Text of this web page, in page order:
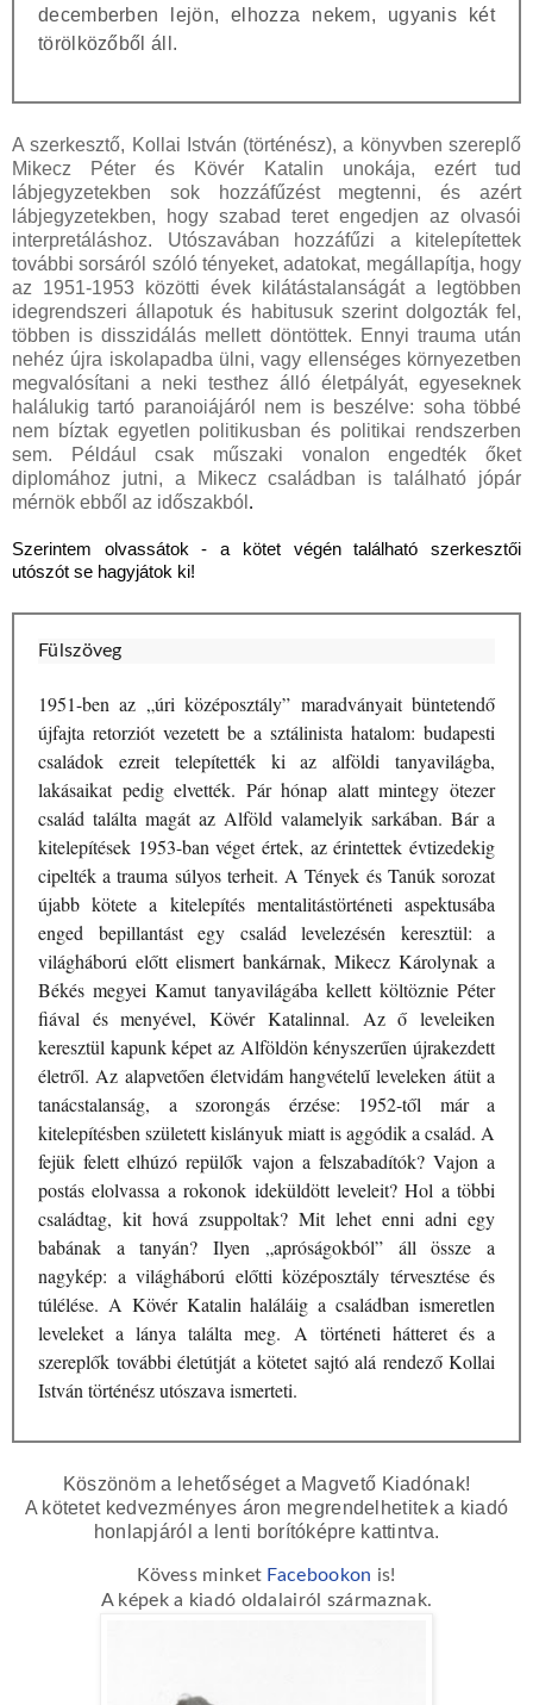
decemberben lejön, elhozza nekem, ugyanis két
törölközőből áll.
A szerkesztő, Kollai István (történész), a könyvben szereplő
Mikecz Péter és Kövér Katalin unokája, ezért tud
lábjegyzetekben sok hozzáfűzést megtenni, és azért
lábjegyzetekben, hogy szabad teret engedjen az olvasói
interpretáláshoz. Utószavában hozzáfűzi a kitelepítettek
további sorsáról szóló tényeket, adatokat, megállapítja, hogy
az 1951-1953 közötti évek kilátástalanságát a legtöbben
idegrendszeri állapotuk és habitusuk szerint dolgozták fel,
többen is disszidálás mellett döntöttek. Ennyi trauma után
nehéz újra iskolapadba ülni, vagy ellenséges környezetben
megvalósítani a neki testhez álló életpályát, egyeseknek
halálukig tartó paranoiájáról nem is beszélve: soha többé
nem bíztak egyetlen politikusban és politikai rendszerben
sem. Például csak műszaki vonalon engedték őket
diplomához jutni, a Mikecz családban is található jópár
mérnök ebből az időszakból .
Szerintem olvassátok - a kötet végén található szerkesztői
utószót se hagyjátok ki!
Fülszöveg
1951-ben ​az „úri középosztály” maradványait büntetendő
újfajta retorziót vezetett be a sztálinista hatalom: budapesti
családok ezreit telepítették ki az alföldi tanyavilágba,
lakásaikat pedig elvették. Pár hónap alatt mintegy ötezer
család találta magát az Alföld valamelyik sarkában. Bár a
kitelepítések 1953-ban véget értek, az érintettek évtizedekig
cipelték a trauma súlyos terheit. A Tények és Tanúk sorozat
újabb kötete a kitelepítés mentalitástörténeti aspektusába
enged bepillantást egy család levelezésén keresztül: a
világháború előtt elismert bankárnak, Mikecz Károlynak a
Békés megyei Kamut tanyavilágába kellett költöznie Péter
fiával és menyével, Kövér Katalinnal. Az ő leveleiken
keresztül kapunk képet az Alföldön kényszerűen újrakezdett
életről. Az alapvetően életvidám hangvételű leveleken átüt a
tanácstalanság, a szorongás érzése: 1952-től már a
kitelepítésben született kislányuk miatt is aggódik a család. A
fejük felett elhúzó repülők vajon a felszabadítók? Vajon a
postás elolvassa a rokonok ideküldött leveleit? Hol a többi
családtag, kit hová zsuppoltak? Mit lehet enni adni egy
babának a tanyán? Ilyen „apróságokból” áll össze a
nagykép: a világháború előtti középosztály térvesztése és
túlélése. A Kövér Katalin haláláig a családban ismeretlen
leveleket a lánya találta meg. A történeti hátteret és a
szereplők további életútját a kötetet sajtó alá rendező Kollai
István történész utószava ismerteti.
Köszönöm a lehetőséget a Magvető Kiadónak!
A kötetet kedvezményes áron megrendelhetitek a kiadó
honlapjáról a lenti borítóképre kattintva.
Kövess minket Facebookon is!
A képek a kiadó oldalairól származnak.